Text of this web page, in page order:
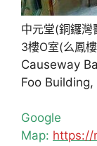
中元堂(銅鑼
3樓O室(么鳳
Causeway
Foo
Google
Map: https://